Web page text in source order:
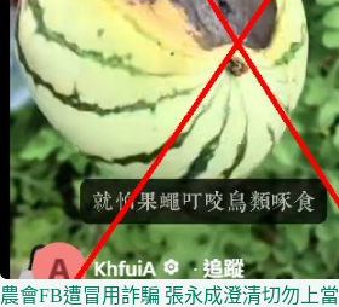
農會FB遭冒用詐騙 張永成澄清切勿上當